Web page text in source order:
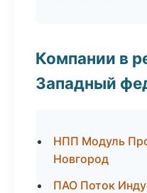
Компании в
Западный
НПП Модуль
Новгород
ПАО Поток